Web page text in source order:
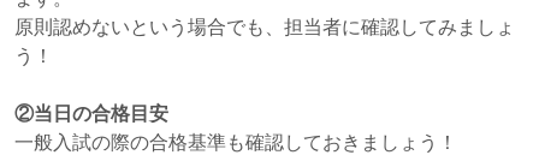
原則認めないという場合でも、担当者に確認してみましょ
う！
②当日の合格目安
一般入試の際の合格基準も確認しておきましょう！